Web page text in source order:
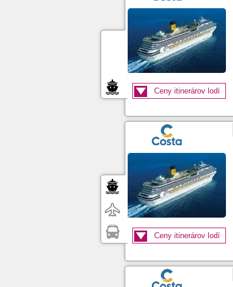
Ceny itinerárov lodí
Ceny itinerárov lodí